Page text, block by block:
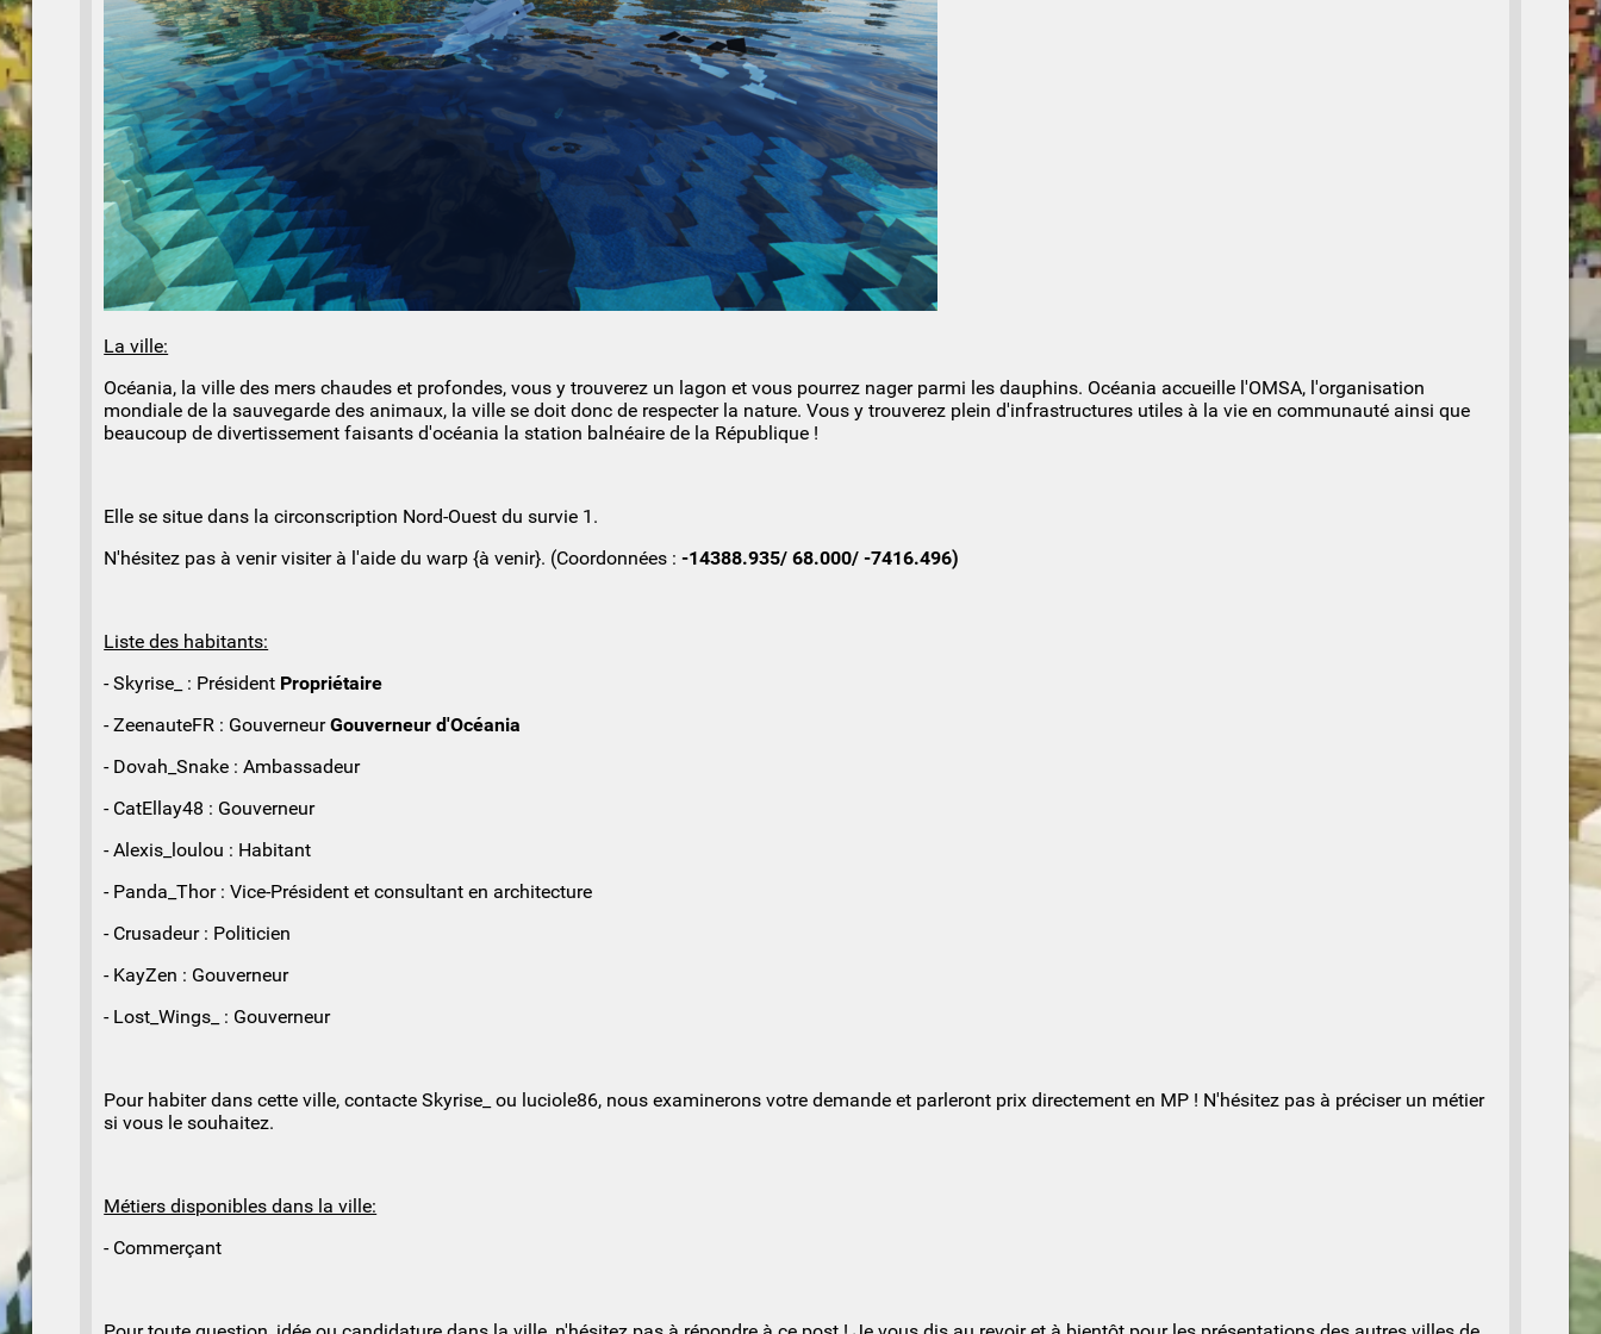
La ville:
Océania, la ville des mers chaudes et profondes, vous y trouverez un lagon et vous pourrez nager parmi les dauphins. Océania accueille l'OMSA, l'organisation
mondiale de la sauvegarde des animaux, la ville se doit donc de respecter la nature. Vous y trouverez plein d'infrastructures utiles à la vie en communauté ainsi que
beaucoup de divertissement faisants d'océania la station balnéaire de la République !
Elle se situe dans la circonscription Nord-Ouest du survie 1.
N'hésitez pas à venir visiter à l'aide du warp {à venir}. (Coordonnées :-14388.935/ 68.000/ -7416.496)
Liste des habitants:
- Skyrise_ : Président Propriétaire
- ZeenauteFR : GouverneurGouverneur d'Océania
- Dovah_Snake : Ambassadeur
- CatEllay48 : Gouverneur
- Alexis_loulou : Habitant
- Panda_Thor : Vice-Président et consultant en architecture
- Crusadeur : Politicien
- KayZen : Gouverneur
- Lost_Wings_ : Gouverneur
Pour habiter dans cette ville, contacte Skyrise_ ou luciole86, nous examinerons votre demande et parleront prix directement en MP ! N'hésitez pas à préciser un métier
si vous le souhaitez.
Métiers disponibles dans la ville:
- Commerçant